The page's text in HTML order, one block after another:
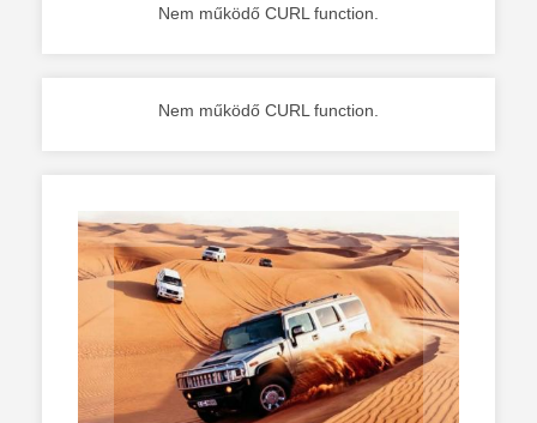
Nem működő CURL function.
Nem működő CURL function.